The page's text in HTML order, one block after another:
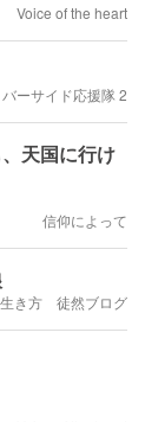
Voice of the heart
ーサイド応援隊 2
天国に行け
信仰によって
き方 徒然ブログ